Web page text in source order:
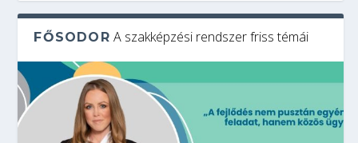
FŐSODOR A szakképzési rendszer friss témái